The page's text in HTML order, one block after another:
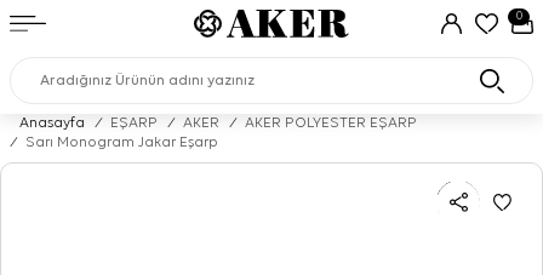
0
Anasayfa / EŞARP / AKER /
AKER POLYESTER EŞARP
/
Sarı Monogram Jakar Eşarp